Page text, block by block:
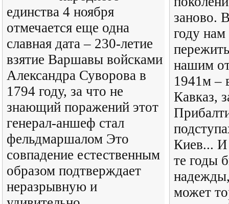
единства 4 ноября
отмечается еще одна
славная дата – 230-летие
взятие Варшавы войсками
Александра Суворова в
1794 году, за что не
знающий поражений этот
генерал-аншеф стал
фельдмаршалом Это
совпадение естественным
образом подтверждает
неразрывную и
заново.
году нам
нашим
1941м –
Кавказ,
Киев...
те годы
может